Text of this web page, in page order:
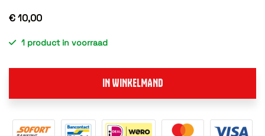
€ 10,00
1 product in voorraad
IN WINKELMAND